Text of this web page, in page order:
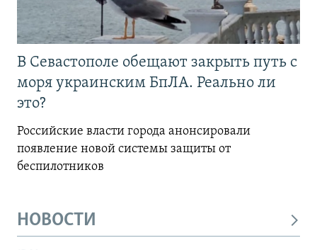
В Севастополе обещают закрыть путь с
моря украинским БпЛА. Реально ли
это?
Российские власти города анонсировали
появление новой системы защиты от
беспилотников
НОВОСТИ